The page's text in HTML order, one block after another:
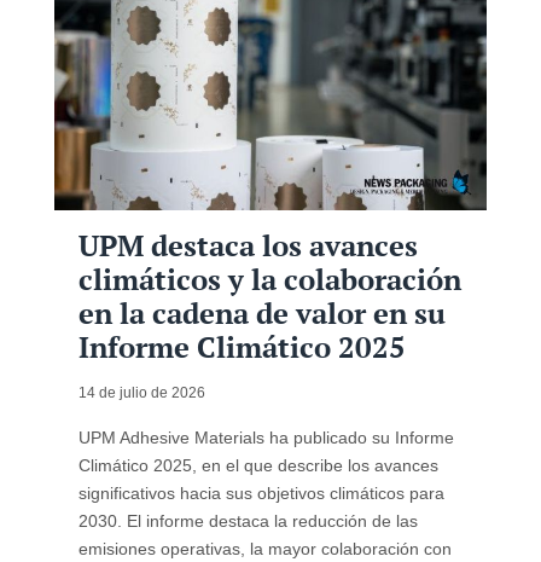
UPM destaca los avances
climáticos y la colaboración
en la cadena de valor en su
Informe Climático 2025
14 de julio de 2026
UPM Adhesive Materials ha publicado su Informe
Climático 2025, en el que describe los avances
significativos hacia sus objetivos climáticos para
2030. El informe destaca la reducción de las
emisiones operativas, la mayor colaboración con